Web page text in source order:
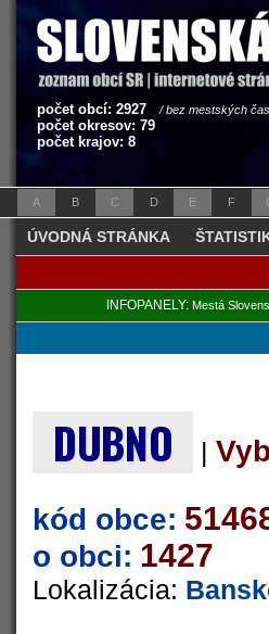
počet obcí: 2927 / bez mestských
počet okresov: 79
počet krajov: 8
A B C D E F
ÚVODNÁ STRÁNKA
INFOPANELY: Mestá
DUBNO |
kód obce:
o obci: 1427
Lokalizácia: